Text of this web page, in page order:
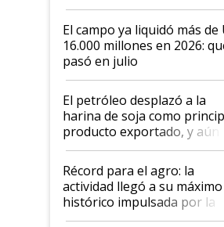
El campo ya liquidó más de
16.000 millones en 2026:
pasó en julio
El petróleo desplazó a la
harina de soja como
producto exportado, y aún
el agro aportó casi seis de
diez dólares y sostuvo el
liderazgo en un semestre
récord
Récord para el agro: la
actividad llegó a su máximo
histórico impulsada por la
cosecha y las